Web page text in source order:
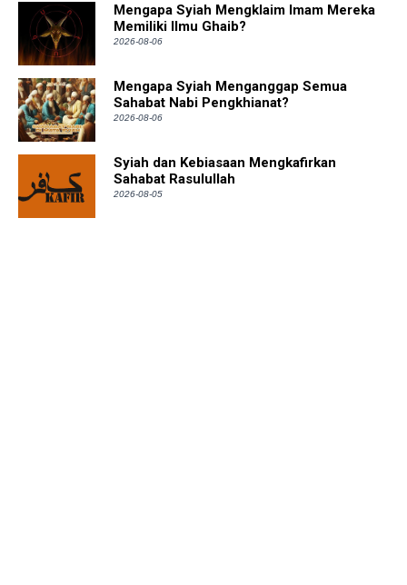
Mengapa Syiah Mengklaim Imam Mereka
Memiliki Ilmu Ghaib?
2026-08-06
Mengapa Syiah Menganggap Semua
Sahabat Nabi Pengkhianat?
2026-08-06
Syiah dan Kebiasaan Mengkafirkan
Sahabat Rasulullah
2026-08-05